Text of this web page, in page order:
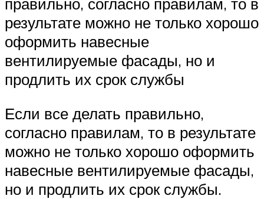
результате можно не только хорошо
оформить навесные
вентилируемые фасады, но и
продлить их срок службы
Если все делать правильно,
согласно правилам, то в результате
можно не только хорошо оформить
навесные вентилируемые фасады,
но и продлить их срок службы.